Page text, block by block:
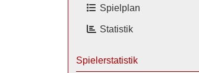
Spielplan
Statistik
Spielerstatistik